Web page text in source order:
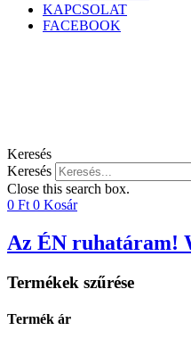
KAPCSOLAT
FACEBOOK
Keresés
Keresés
Close this search box.
0 Ft 0 Kosár
Az ÉN ruhatáram!
Termékek szűrése
Termék ár